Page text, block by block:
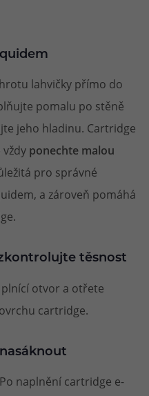
lahvičky přímo do
pomalu po stěně
jeho hladinu. Cartridge
ponechte malou
pro správné
a zároveň pomáhá
těsnost
otvor a otřete
cartridge.
naplnění cartridge e-